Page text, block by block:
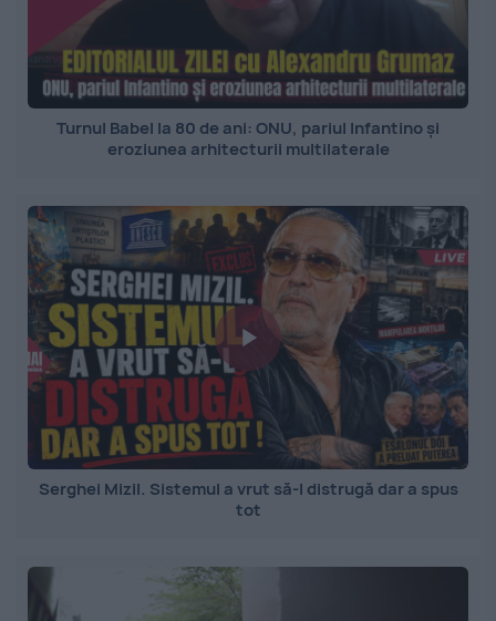
Turnul Babel la 80 de ani: ONU, pariul Infantino și
eroziunea arhitecturii multilaterale
Serghei Mizil. Sistemul a vrut să-l distrugă dar a spus
tot